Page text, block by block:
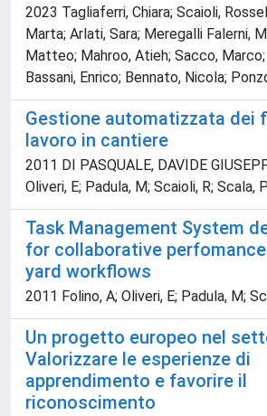
2023 Tagliaferri, Chiara; Scaioli,
Marta; Arlati, Sara; Meregalli Falerni,
Matteo; Mahroo, Atieh; Sacco, Marco;
Bassani, Enrico; Bennato, Nicola;
Gestione automatizzata dei
lavoro in cantiere
2011 DI PASQUALE, DAVIDE
Oliveri, E; Padula, M; Scaioli, R; Scala, Pl
Task Management System
for collaborative
yard workflows
2011 Folino, A; Oliveri, E; Padula, M;
Un progetto europeo nel
Valorizzare le esperienze di
apprendimento e favorire il
riconoscimento